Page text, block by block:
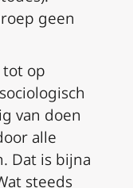
geen
tot op
van doen
alle
Dat is bijna
steeds